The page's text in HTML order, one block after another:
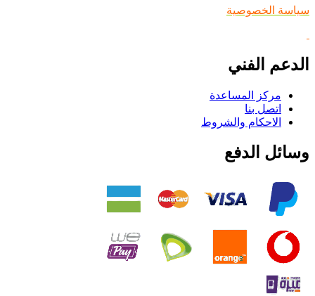
سياسة الخصوصية
الدعم الفني
مركز المساعدة
اتصل بنا
الاحكام والشروط
وسائل الدفع